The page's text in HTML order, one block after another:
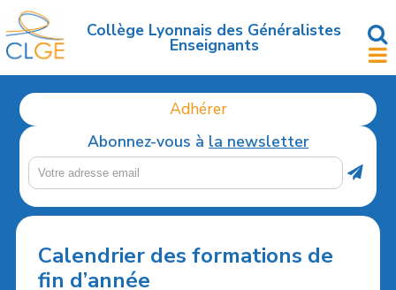
Accéder
au
contenu
Collège Lyonnais des Généralistes
Enseignants
Adhérer
Abonnez-vous à la newsletter
Calendrier des formations de
fin d’année